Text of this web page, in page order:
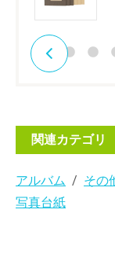
関連カテゴリ
アルバム その
写真台紙